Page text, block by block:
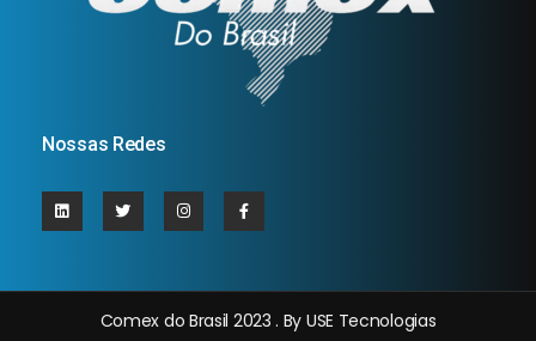
Nossas Redes
Comex do Brasil 2023 . By USE Tecnologias